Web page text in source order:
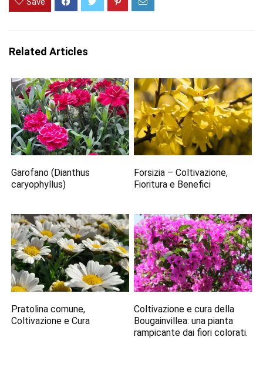
Related Articles
Garofano (Dianthus
caryophyllus)
Forsizia – Coltivazione,
Fioritura e Benefici
Pratolina comune,
Coltivazione e Cura
Coltivazione e cura della
Bougainvillea: una pianta
rampicante dai fiori colorati.